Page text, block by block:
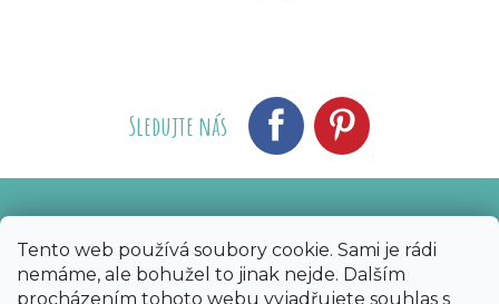
Tento web používá soubory cookie. Sami je rádi
nemáme, ale bohužel to jinak nejde. Dalším
procházením tohoto webu vyjadřujete souhlas s
Sledujte nás
Copyright 2026 Bijoux Components - Svět